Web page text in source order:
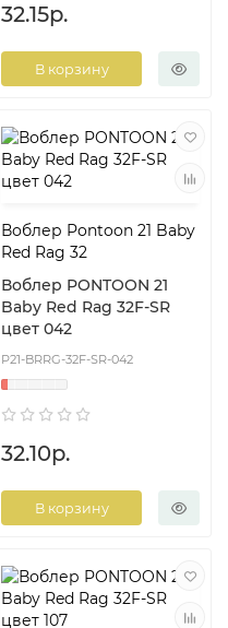
32.15р.
В корзину
Воблер Pontoon 21 Baby
Red Rag 32
Воблер PONTOON 21
Baby Red Rag 32F-SR
цвет 042
P21-BRRG-32F-SR-042
32.10р.
В корзину